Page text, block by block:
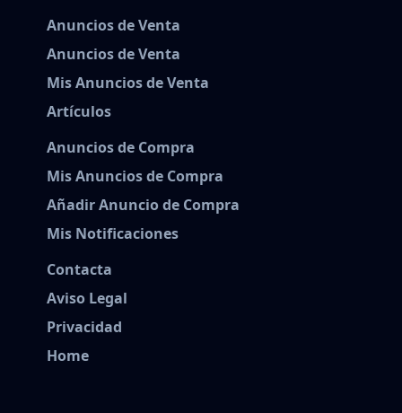
Anuncios de Venta
Anuncios de Venta
Mis Anuncios de Venta
Artículos
Anuncios de Compra
Mis Anuncios de Compra
Añadir Anuncio de Compra
Mis Notificaciones
Contacta
Aviso Legal
Privacidad
Home